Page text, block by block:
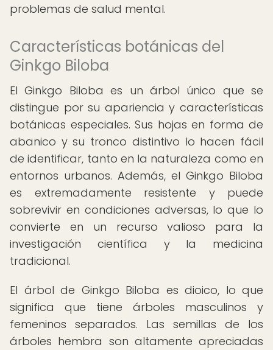
problemas de salud mental.
Características botánicas del
Ginkgo Biloba
El Ginkgo Biloba es un árbol único que se
distingue por su apariencia y características
botánicas especiales. Sus hojas en forma de
abanico y su tronco distintivo lo hacen fácil
de identificar, tanto en la naturaleza como en
entornos urbanos. Además, el Ginkgo Biloba
es extremadamente resistente y puede
sobrevivir en condiciones adversas, lo que lo
convierte en un recurso valioso para la
investigación científica y la medicina
tradicional.
El árbol de Ginkgo Biloba es dioico, lo que
significa que tiene árboles masculinos y
femeninos separados. Las semillas de los
árboles hembra son altamente apreciadas